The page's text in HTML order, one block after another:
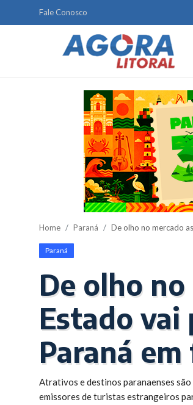
Fale Conosco
Home Paraná De olho no mercado
Paraná
De olho
Estado
Paraná
Atrativos e destinos paranaenses são
emissores de turistas estrangeiros